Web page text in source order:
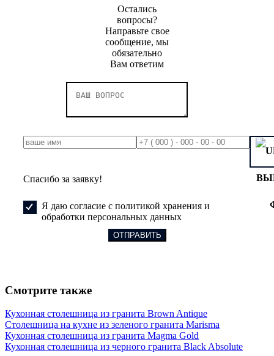
Остались
вопросы?
Направьте свое
сообщение, мы
обязательно
Вам ответим
Спасибо за заявку!
Я даю согласие с политикой хранения и
обработки персональных данных
Смотрите также
Кухонная столешница из гранита Brown Antique
Столешница на кухне из зеленого гранита Marisma
Кухонная столешница из гранита Magma Gold
Кухонная столешница из черного гранита Black Absolute